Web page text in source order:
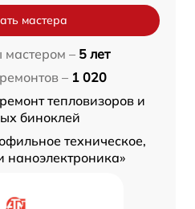
мастера
– 5 лет
– 1 020
ремонт тепловизоров и
биноклей
техническое,
наноэлектроника»